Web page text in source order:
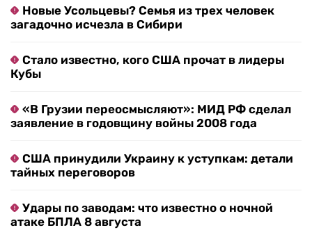
Новые Усольцевы? Семья из трех человек
загадочно исчезла в Сибири
Стало известно, кого США прочат в лидеры
Кубы
«В Грузии переосмысляют»: МИД РФ сделал
заявление в годовщину войны 2008 года
США принудили Украину к уступкам: детали
тайных переговоров
Удары по заводам: что известно о ночной
атаке БПЛА 8 августа